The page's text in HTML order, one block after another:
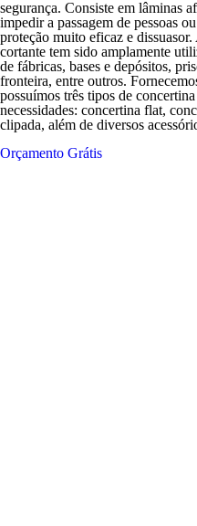
segurança. Consiste em lâminas
impedir a passagem de pessoas
proteção muito eficaz e
cortante tem sido amplamente
de fábricas, bases e depósitos,
fronteira, entre outros.
possuímos três tipos de
necessidades: concertina flat,
clipada, além de diversos
Orçamento Grátis